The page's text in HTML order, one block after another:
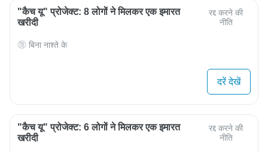
"कैच यू" प्रोजेक्ट: 8 लोगों ने मिलकर एक इमारत
खरीदी
रद्द करने की
नीति
बिना नाश्ते के
दरें देखें
"कैच यू" प्रोजेक्ट: 6 लोगों ने मिलकर एक इमारत
खरीदी
रद्द करने की
नीति